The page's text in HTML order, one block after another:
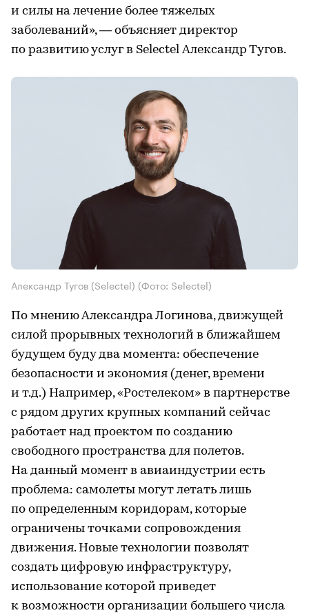
и силы на лечение более тяжелых
заболеваний», — объясняет директор
по развитию услуг в Selectel Александр Тугов.
Александр Тугов (Selectel) (Фото: Selectel)
По мнению Александра Логинова, движущей
силой прорывных технологий в ближайшем
будущем буду два момента: обеспечение
безопасности и экономия (денег, времени
и т.д.) Например, «Ростелеком» в партнерстве
с рядом других крупных компаний сейчас
работает над проектом по созданию
свободного пространства для полетов.
На данный момент в авиаиндустрии есть
проблема: самолеты могут летать лишь
по определенным коридорам, которые
ограничены точками сопровождения
движения. Новые технологии позволят
создать цифровую инфраструктуру,
использование которой приведет
к возможности организации большего числа